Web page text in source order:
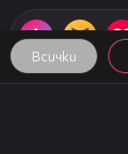
Всички
13:17